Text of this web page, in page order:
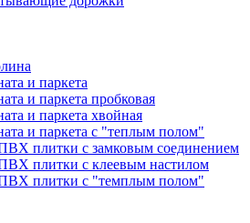
и паркета
и паркета пробковая
и паркета хвойная
и паркета с "теплым полом"
плитки с замковым соединением
плитки с клеевым настилом
плитки с "темплым полом"